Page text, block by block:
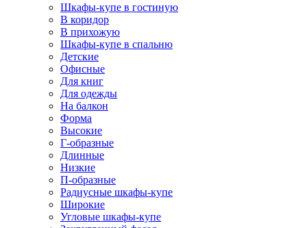
Шкафы-купе в гостиную
В коридор
В прихожую
Шкафы-купе в спальню
Детские
Офисные
Для книг
Для одежды
На балкон
Форма
Высокие
Г-образные
Длинные
Низкие
П-образные
Радиусные шкафы-купе
Широкие
Угловые шкафы-купе